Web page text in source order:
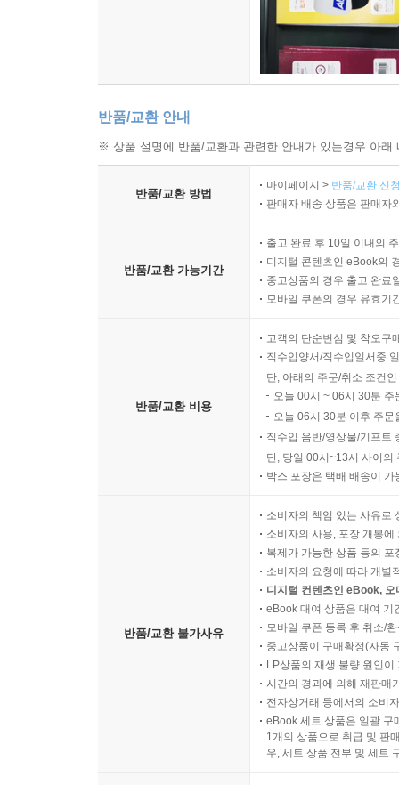
반품/교환 안내
※ 상품 설명에 반품/교환과 관련한 안내가 있는경우 아
반품/교환 방법
마이페이지 > 반품/교환 신
판매자 배송 상품은 판매자
반품/교환 가능기간
출고 완료 후 10일 이내의
디지털 콘텐츠인 eBook의
중고상품의 경우 출고 완료
모바일 쿠폰의 경우 유효기
반품/교환 비용
고객의 단순변심 및 착오구
직수입양서/직수입일서중
단, 아래의 주문/취소 조건
오늘 00시 ~ 06시 30분
오늘 06시 30분 이후 주
직수입 음반/영상물/기프트
단, 당일 00시~13시 사이의
박스 포장은 택배 배송이
반품/교환 불가사유
소비자의 책임 있는 사유로
소비자의 사용, 포장 개봉
복제가 가능한 상품 등의
소비자의 요청에 따라 개별
디지털 컨텐츠인 eBook,
eBook 대여 상품은 대여 기
모바일 쿠폰 등록 후 취소/
중고상품이 구매확정(자동
LP상품의 재생 불량 원인
시간의 경과에 의해 재판매
전자상거래 등에서의 소비
eBook 세트 상품은 일괄 구
1개의 상품으로 취급 및 판
우, 세트 상품 전부 및 세트